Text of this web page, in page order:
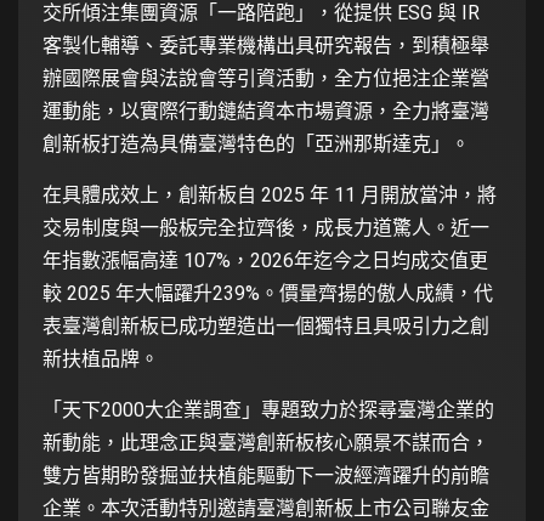
交所傾注集團資源「一路陪跑」，從提供 ESG 與 IR
客製化輔導、委託專業機構出具研究報告，到積極舉
辦國際展會與法說會等引資活動，全方位挹注企業營
運動能，以實際行動鏈結資本市場資源，全力將臺灣
創新板打造為具備臺灣特色的「亞洲那斯達克」。
在具體成效上，創新板自 2025 年 11 月開放當沖，將
交易制度與一般板完全拉齊後，成長力道驚人。近一
年指數漲幅高達 107%，2026年迄今之日均成交值更
較 2025 年大幅躍升239%。價量齊揚的傲人成績，代
表臺灣創新板已成功塑造出一個獨特且具吸引力之創
新扶植品牌。
「天下2000大企業調查」專題致力於探尋臺灣企業的
新動能，此理念正與臺灣創新板核心願景不謀而合，
雙方皆期盼發掘並扶植能驅動下一波經濟躍升的前瞻
企業。本次活動特別邀請臺灣創新板上市公司聯友金